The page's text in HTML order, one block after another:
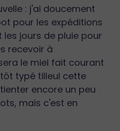
: j'ai doucement
pour les expéditions
jours de pluie pour
recevoir à
le miel fait courant
typé tilleul cette
encore un peu
mais c'est en